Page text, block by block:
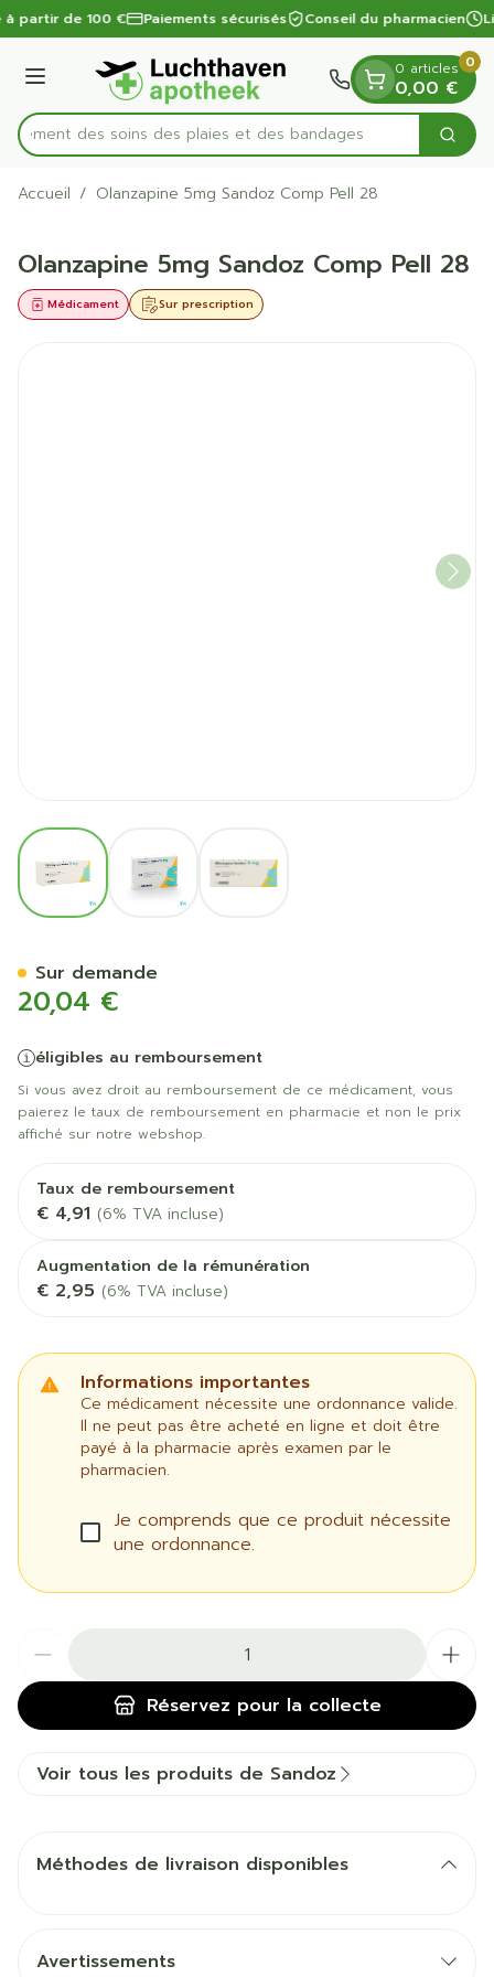
Aller au contenu
1 de 1
partir de 100 € Paiements sécurisés Conseil du pharmacien
Menu
Rechercherdes soins des plaies et des bandages
0 articles
0,00 €
0
Accueil / Olanzapine 5mg Sandoz Comp Pell 28
Olanzapine 5mg Sandoz Comp Pell 28
Sur prescription
Médicament
View larger image
20,04 €
éligibles au remboursement
Si vous avez droit au remboursement de ce médicament, vous
paierez le taux de remboursement en pharmacie et non le prix
affiché sur notre webshop.
Taux de remboursement
€ 4,91 (6% TVA incluse)
Augmentation de la rémunération
€ 2,95 (6% TVA incluse)
Informations importantes
Ce médicament nécessite une ordonnance valide.
Il ne peut pas être acheté en ligne et doit être
payé à la pharmacie après examen par le
pharmacien.
Je comprends que ce produit nécessite
une ordonnance.
Réservez pour la collecte
Sur demande
Voir tous les produits de Sandoz
Méthodes de livraison disponibles
Avertissements